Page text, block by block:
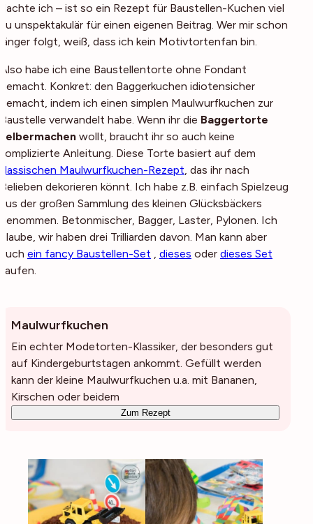
dachte ich – ist so ein Rezept für Baustellen-Kuchen viel
zu unspektakulär für einen eigenen Beitrag. Wer mir schon
länger folgt, weiß, dass ich kein Motivtortenfan bin.
Also habe ich eine Baustellentorte ohne Fondant
gemacht. Konkret: den Baggerkuchen idiotensicher
gemacht, indem ich einen simplen Maulwurfkuchen zur
Baustelle verwandelt habe. Wenn ihr die Baggertorte
selbermachen wollt, braucht ihr so auch keine
komplizierte Anleitung. Diese Torte basiert auf dem
klassischen Maulwurfkuchen-Rezept, das ihr nach
Belieben dekorieren könnt. Ich habe z.B. einfach Spielzeug
aus der großen Sammlung des kleinen Glücksbäckers
genommen. Betonmischer, Bagger, Laster, Pylonen. Ich
glaube, wir haben drei Trilliarden davon. Man kann aber
auch ein fancy Baustellen-Set , dieses oder dieses Set
kaufen.
Maulwurfkuchen
Ein echter Modetorten-Klassiker, der besonders gut
auf Kindergeburtstagen ankommt. Gefüllt werden
kann der kleine Maulwurfkuchen u.a. mit Bananen,
Kirschen oder beidem
Zum Rezept